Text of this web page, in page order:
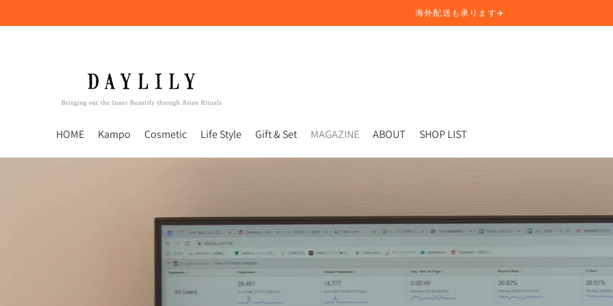
海外配送も承ります✈️
HOME Kampo Cosmetic Life Style Gift & Set MAGAZINE ABOUT SHOP LIST